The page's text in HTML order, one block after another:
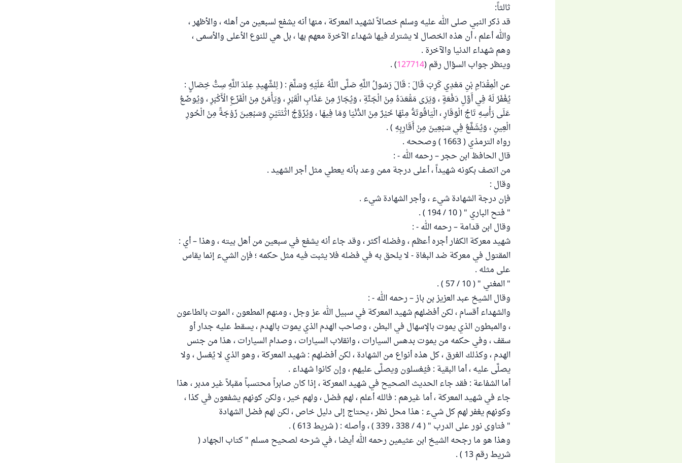
ثالثاً:
قد ذكر النبي صلى الله عليه وسلم خصالاً لشهيد المعركة ، منها أنه يشفع لسبعين من أهله ، والأظهر ،
والله أعلم ، أن هذه الخصال لا يشترك فيها شهداء الآخرة معهم بها ، بل هي للنوع الأعلى والأسمى ،
وهم شهداء الدنيا والآخرة .
وينظر جواب السؤال رقم (127714
) .
عن الْمِقْدَامِ بْنِ مَعْدِي كَرِبَ قَالَ : قَالَ رَسُولُ اللَّهِ صَلَّى اللَّهُ عَلَيْهِ وَسَلَّمَ : ( لِلشَّهِيدِ عِنْدَ اللَّهِ سِتُّ خِصَالٍ :
يُغْفَرُ لَهُ فِي أَوَّلِ دَفْعَةٍ ، وَيَرَى مَقْعَدَهُ مِنْ الْجَنَّةِ ، وَيُجَارُ مِنْ عَذَابِ الْقَبْرِ ، وَيَأْمَنُ مِنْ الْفَزَعِ الْأَكْبَرِ ، وَيُوضَعُ
عَلَى رَأْسِهِ تَاجُ الْوَقَارِ ، الْيَاقُوتَةُ مِنْهَا خَيْرٌ مِنْ الدُّنْيَا وَمَا فِيهَا ، وَيُزَوَّجُ اثْنَتَيْنِ وَسَبْعِينَ زَوْجَةً مِنْ الْحُورِ
الْعِينِ ، وَيُشَفَّعُ فِي سَبْعِينَ مِنْ أَقَارِبِهِ ) .
رواه الترمذي ( 1663 ) وصححه .
قال الحافظ ابن حجر – رحمه الله - :
من اتصف بكونه شهيداً ، أعلى درجة ممن وعد بأنه يعطي مثل أجر الشهيد .
وقال :
فإن درجة الشهادة شيء ، وأجر الشهادة شيء .
" فتح الباري " ( 10 / 194 ) .
وقال ابن قدامة – رحمه الله - :
شهيد معركة الكفار أجره أعظم ، وفضله أكثر ، وقد جاء أنه يشفع في سبعين من أهل بيته ، وهذا – أي :
المقتول في معركة ضد البغاة - لا يلحق به في فضله فلا يثبت فيه مثل حكمه ؛ فإن الشيء إنما يقاس
على مثله .
" المغني " ( 10 / 57 ) .
وقال الشيخ عبد العزيز بن باز – رحمه الله - :
والشهداء أقسام ، لكن أفضلهم شهيد المعركة في سبيل الله عز وجل ، ومنهم المطعون ، الموت بالطاعون
، والمبطون الذي يموت بالإسهال في البطن ، وصاحب الهدم الذي يموت بالهدم ، يسقط عليه جدار أو
سقف ، وفي حكمه من يموت بدهس السيارات ، وانقلاب السيارات ، وصدام السيارات ، هذا من جنس
الهدم ، وكذلك الغرق ، كل هذه أنواع من الشهادة ، لكن أفضلهم : شهيد المعركة ، وهو الذي لا يُغسل ، ولا
يصلَّى عليه ، أما البقية : فيُغسلون ويصلَّى عليهم ، وإن كانوا شهداء .
أما الشفاعة : فقد جاء الحديث الصحيح في شهيد المعركة ، إذا كان صابراً محتسباً مقبلاً غير مدبر ، هذا
جاء في شهيد المعركة ، أما غيرهم : فالله أعلم ، لهم فضل ، ولهم خير ، ولكن كونهم يشفعون في كذا ،
وكونهم يغفر لهم كل شيء : هذا محل نظر ، يحتاج إلى دليل خاص ، لكن لهم فضل الشهادة
" فتاوى نور على الدرب " ( 4 / 338 ، 339 ) ، وأصله : ( شريط 613 ) .
وهذا هو ما رجحه الشيخ ابن عثيمين رحمه الله أيضا ، في شرحه لصحيح مسلم " كتاب الجهاد (
شريط رقم 13 ) .